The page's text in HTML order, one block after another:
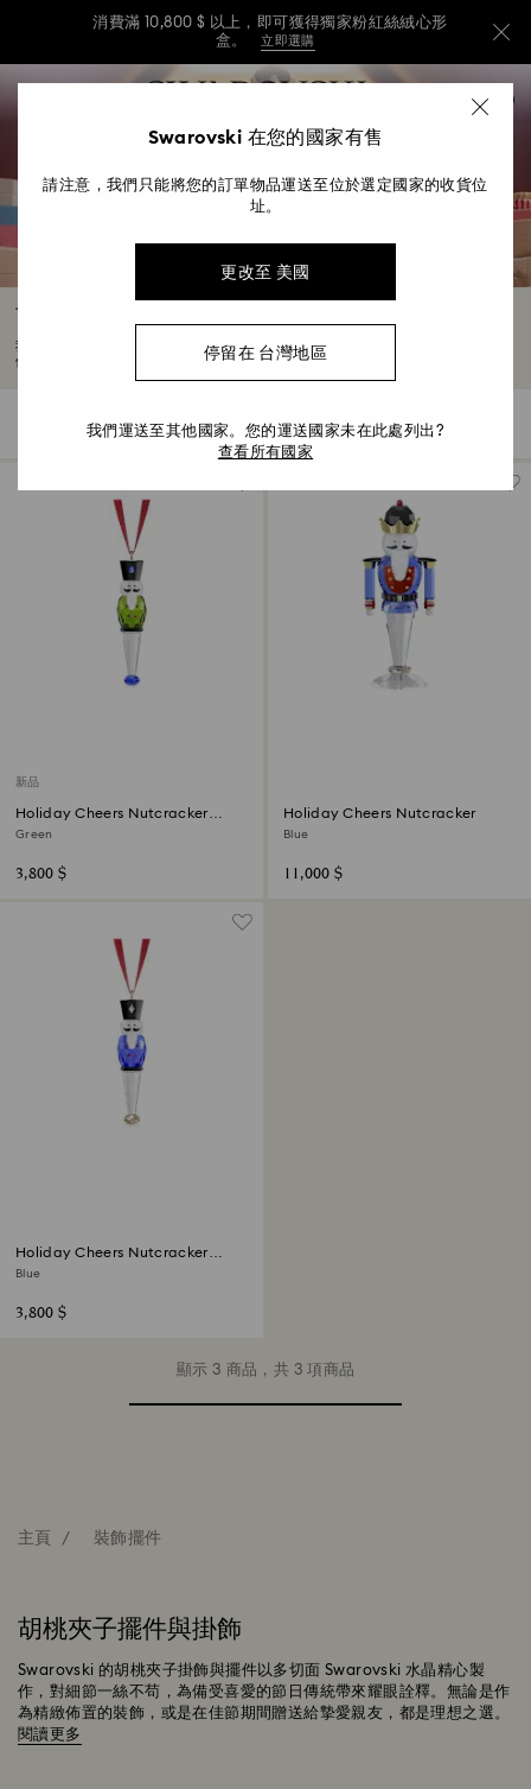
消費滿 10,800 $ 以上，即可獲得獨家粉紅絲絨心形
盒。
立即選購
消費滿 10,800 $ 以上，即可獲得獨家粉紅絲絨心形
消費滿 10,800 $ 以上，即可獲得獨家粉紅絲絨心形
胡桃夾子掛飾與裝飾品
我們的胡桃夾子玩偶，為您注入滿滿的節日氣氛。無論是充滿魅力的裝飾雕像，或是
優雅的懸掛式掛飾，都能為您的節日佈置增添迷人風采。
過濾
過
分類條件
分
新品
Holiday Cheers Nutcracker
Ornament
Green
3,800 $
Holiday Cheers Nutcracker
Blue
11,000 $
Holiday Cheers Nutcracker
Ornament
Blue
3,800 $
顯示 3 商品，共 3 項商品
主頁 裝飾擺件
胡桃夾子擺件與掛飾
Swarovski 的胡桃夾子掛飾與擺件以多切面 Swarovski 水晶精心製
作，對細節一絲不苟，為備受喜愛的節日傳統帶來耀眼詮釋。無論是作
為精緻佈置的裝飾，或是在佳節期間贈送給摯愛親友，都是理想之選。
閱讀更多
Swarovski 在您的國家有售
請注意，我們只能將您的訂單物品運送至位於選定國家的收貨位
址。
更改至 美國
停留在 台灣地區
我們運送至其他國家。您的運送國家未在此處列出?
查看所有國家